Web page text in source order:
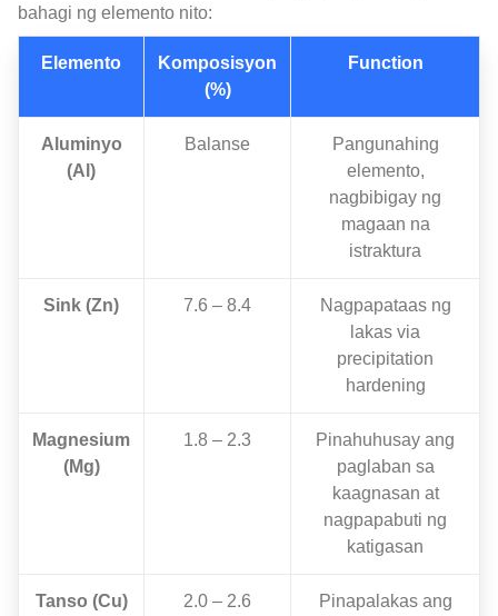
bahagi ng elemento nito:
Elemento
Komposisyon
(%)
Function
Aluminyo
(Al)
Balanse
Pangunahing
elemento,
nagbibigay ng
magaan na
istraktura
Sink (Zn) 7.6 – 8.4
Nagpapataas ng
lakas via
precipitation
hardening
Magnesium
(Mg)
1.8 – 2.3
Pinahuhusay ang
paglaban sa
kaagnasan at
nagpapabuti ng
katigasan
Tanso (Cu) 2.0 – 2.6
Pinapalakas ang